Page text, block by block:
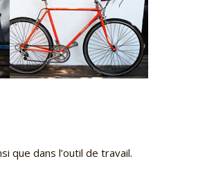
que dans l’outil de travail.